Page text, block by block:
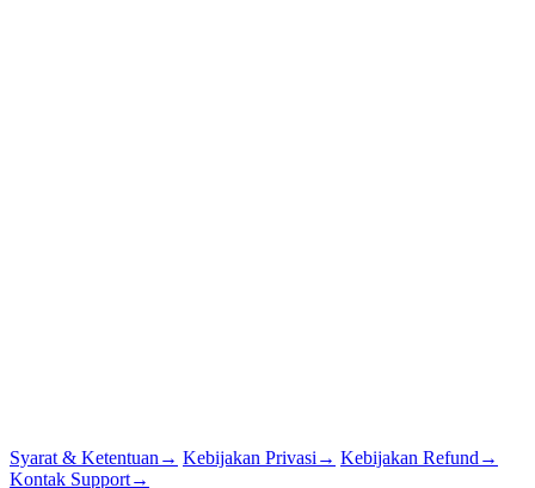
Syarat & Ketentuan → Kebijakan Privasi → Kebijakan Refund →
Kontak Support→